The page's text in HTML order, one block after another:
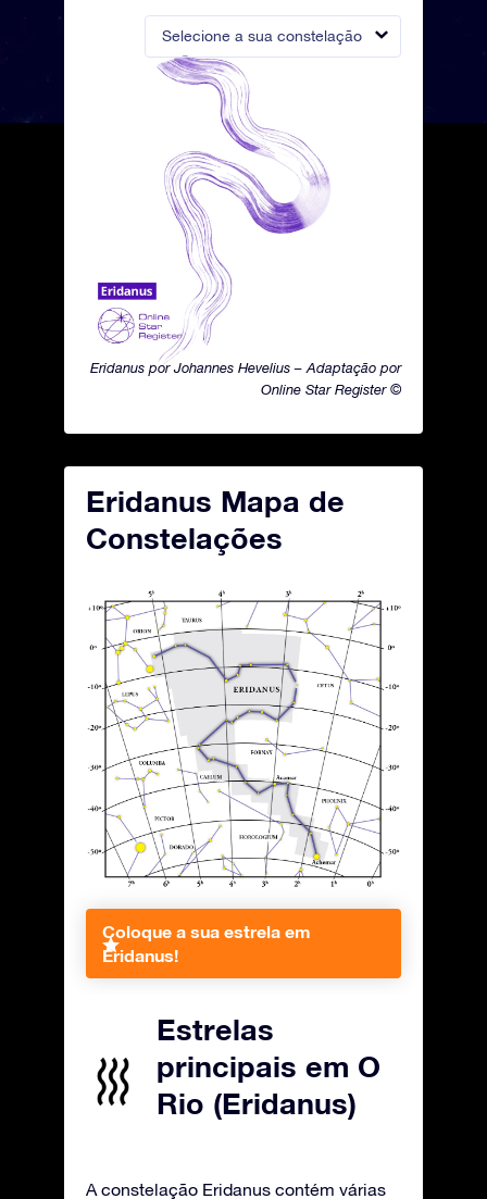
Selecione a sua constelação
Eridanus por Johannes Hevelius – Adaptação por
Online Star Register ©
Eridanus Mapa de
Constelações
Coloque a sua estrela em
Eridanus!
Estrelas
principais em O
Rio (Eridanus)
A constelação Eridanus contém várias